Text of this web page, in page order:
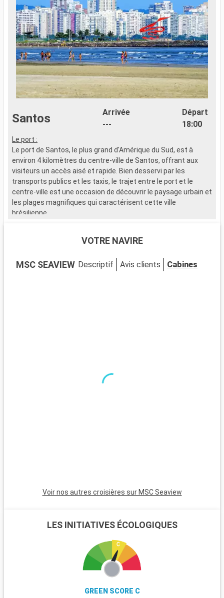
Santos
Arrivée
---
Départ
18:00
Le port :
Le port de Santos, le plus grand d'Amérique du Sud, est à
environ 4 kilomètres du centre-ville de Santos, offrant aux
visiteurs un accès aisé et rapide. Bien desservi par les
transports publics et les taxis, le trajet entre le port et le
centre-ville est une occasion de découvrir le paysage urbain et
les plages magnifiques qui caractérisent cette ville
brésilienne.
Santos, ville côtière brésilienne, est célèbre pour son jardin en
records. Le centre historique, avec ses bâtiments coloniaux
appréciée pour ses superbes plages et ses complexes de
VOTRE NAVIRE
MSC SEAVIEW Descriptif Avis clients Cabines
Voir nos autres croisières sur MSC Seaview
LES INITIATIVES ÉCOLOGIQUES
GREEN SCORE C